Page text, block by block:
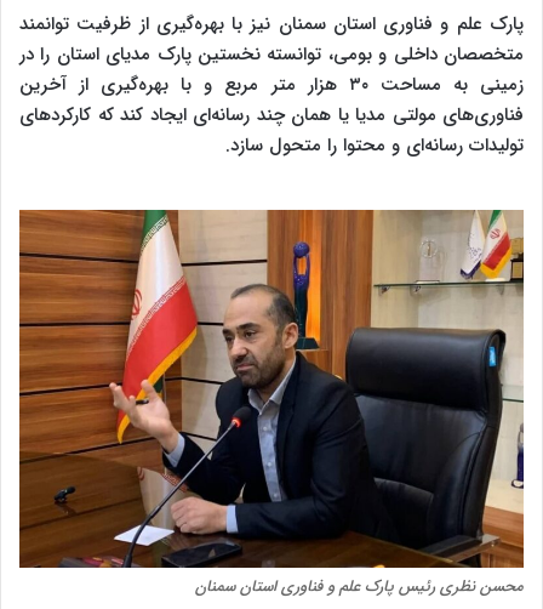
پارک علم و فناوری استان سمنان نیز با بهره‌گیری از ظرفیت توانمند
متخصصان داخلی و بومی، توانسته نخستین پارک مدیای استان را در
زمینی به مساحت ۳۰ هزار متر مربع و با بهره‌گیری از آخرین
فناوری‌های مولتی مدیا یا همان چند رسانه‌ای ایجاد کند که کارکردهای
تولیدات رسانه‌ای و محتوا را متحول سازد.
محسن نظری رئیس پارک علم و فناوری استان سمنان